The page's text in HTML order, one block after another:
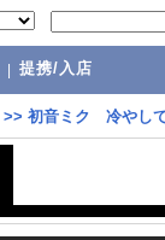
提携/入店
>> 初音ミク 冷やし